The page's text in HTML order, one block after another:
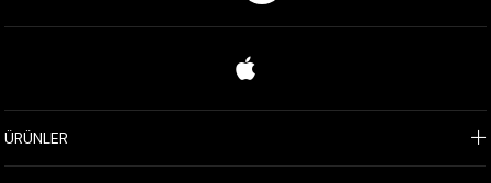
ÜRÜNLER